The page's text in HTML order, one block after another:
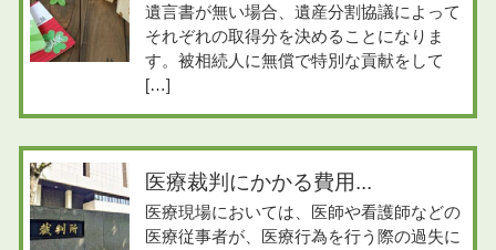
遺言書が無い場合、遺産分割協議によって
それぞれの取得分を決めることになりま
す。被相続人に無償で特別な貢献をして
[…]
医療裁判にかかる費用...
医療現場においては、医師や看護師などの
医療従事者が、医療行為を行う際の過失に